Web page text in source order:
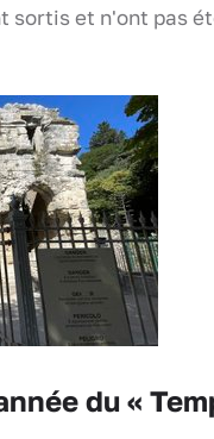
sortis et n'ont pas
du «